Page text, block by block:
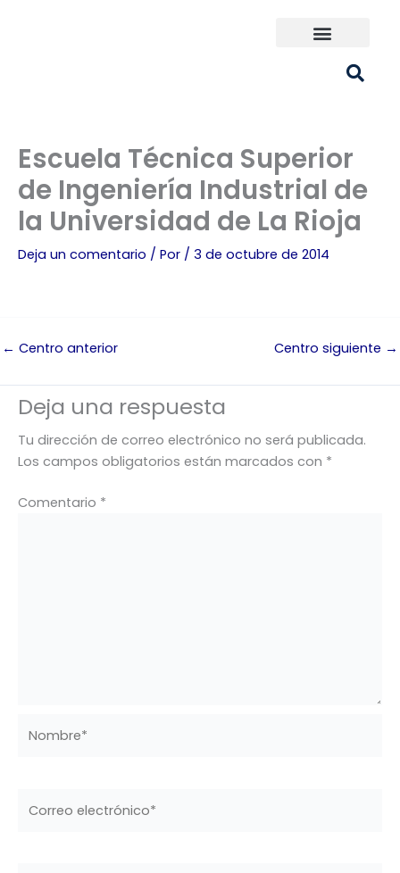
Escuela Técnica Superior
de Ingeniería Industrial de
la Universidad de La Rioja
Deja un comentario / Por / 3 de octubre de 2014
← Centro anterior Centro siguiente →
Deja una respuesta
Tu dirección de correo electrónico no será publicada.
Los campos obligatorios están marcados con *
Comentario *
electrónico*